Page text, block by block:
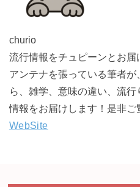
churio
流行情報をチュピーンとお
アンテナを張っている筆者
ら、雑学、意味の違い、流
情報をお届けします！是非ご
WebSite